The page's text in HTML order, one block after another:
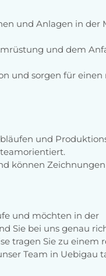
und Anlagen in der
und dem
und sorgen für einen
und
können Zeichnungen
und möchten in der
Sie bei uns genau
tragen Sie zu einem
Team in Uebigau